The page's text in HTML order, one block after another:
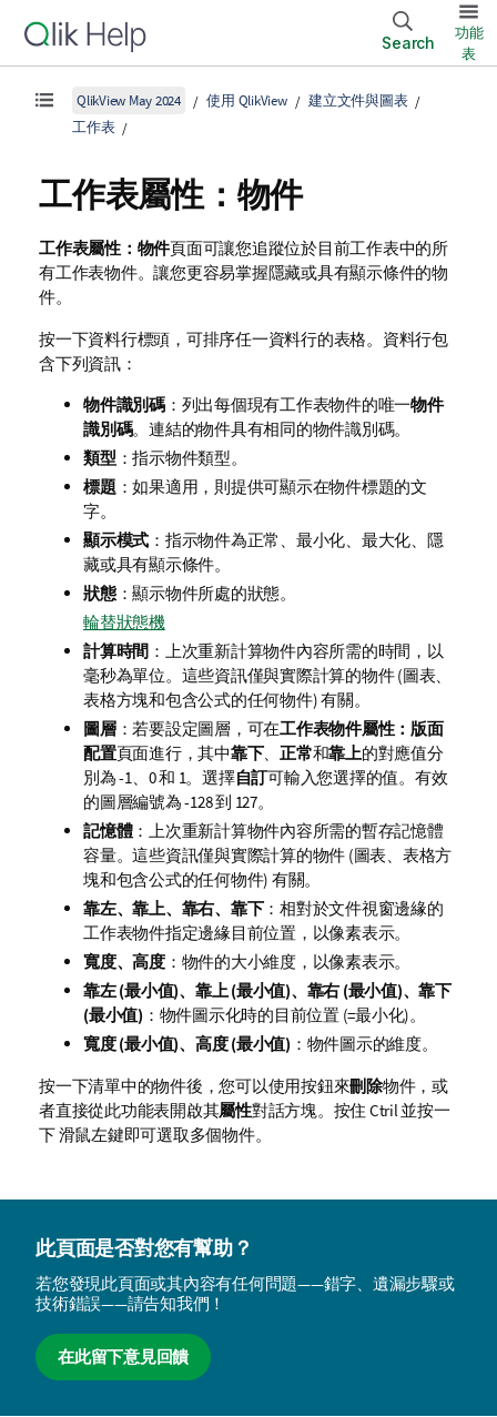
Search
功能
表
QlikView May 2024 使用 QlikView
建立文件與圖表
工作表
工作表屬性：物件
工作表屬性：物件頁面可讓您追蹤位於目前工作表中的所
有工作表物件。讓您更容易掌握隱藏或具有顯示條件的物
件。
按一下資料行標頭，可排序任一資料行的表格。資料行包
含下列資訊：
物件識別碼：列出每個現有工作表物件的唯一物件
識別碼。連結的物件具有相同的物件識別碼。
類型 ：指示物件類型。
標題 ：如果適用，則提供可顯示在物件標題的文
字。
顯示模式 ：指示物件為正常、最小化、最大化、隱
藏或具有顯示條件。
狀態：顯示物件所處的狀態。
輪替狀態機
計算時間 ：上次重新計算物件內容所需的時間，以
毫秒為單位。這些資訊僅與實際計算的物件 (圖表、
表格方塊和包含公式的任何物件) 有關。
圖層：若要設定圖層，可在工作表物件屬性：版面
配置頁面進行，其中靠下、 正常和靠上的對應值分
別為 -1、0 和 1。選擇自訂可輸入您選擇的值。有效
的圖層編號為 -128 到 127。
記憶體：上次重新計算物件內容所需的暫存記憶體
容量。這些資訊僅與實際計算的物件 (圖表、表格方
塊和包含公式的任何物件) 有關。
靠左、靠上、靠右、靠下：相對於文件視窗邊緣的
工作表物件指定邊緣目前位置，以像素表示。
寬度、高度：物件的大小維度，以像素表示。
靠左 (最小值)、靠上 (最小值)、靠右 (最小值)、靠下
(最小值) ：物件圖示化時的目前位置 (=最小化)。
寬度 (最小值)、高度 (最小值) ：物件圖示的維度。
按一下清單中的物件後，您可以使用按鈕來刪除物件，或
者直接從此功能表開啟其屬性對話方塊。按住 Ctril 並按一
下 滑鼠左鍵即可選取多個物件。
此頁面是否對您有幫助？
若您發現此頁面或其內容有任何問題——錯字、遺漏步驟或
技術錯誤——請告知我們！
在此留下意見回饋